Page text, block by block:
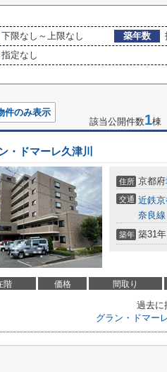
下限なし～上限なし 築年数
指定なし
件のみ表示
該当公開件数1棟
・ドマーレ久津川
住所 京都府
交通 近鉄
奈良線
築年 築31年
階 価格 間取り
過去に
グラン・ドマー